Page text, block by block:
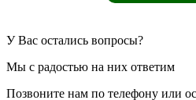
У Вас остались вопросы?
Мы с радостью на них ответим
Позвоните нам по телефону или